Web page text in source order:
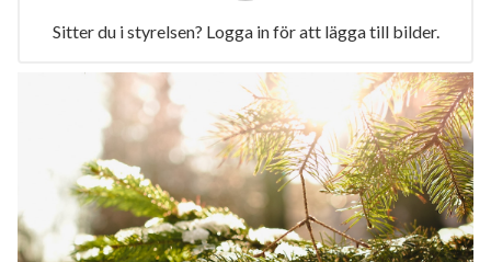
Sitter du i styrelsen? Logga in för att lägga till bilder.